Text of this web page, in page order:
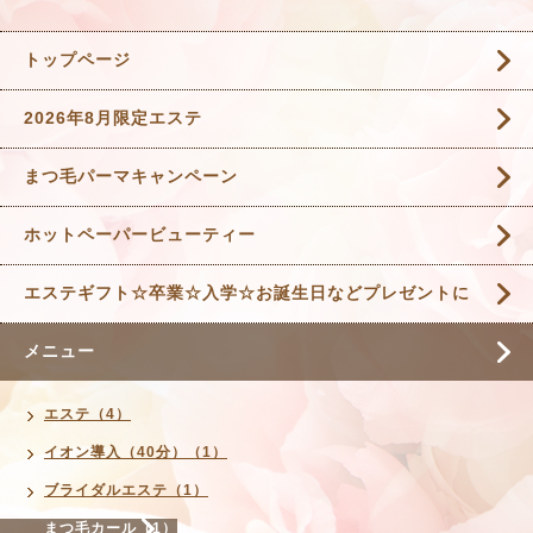
トップページ
2026年8月限定エステ
まつ毛パーマキャンペーン
ホットペーパービューティー
エステギフト☆卒業☆入学☆お誕生日などプレゼントに
メニュー
エステ（4）
イオン導入（40分）（1）
ブライダルエステ（1）
まつ毛カール（1）